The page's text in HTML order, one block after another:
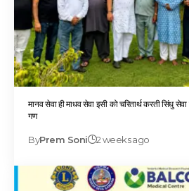
मानव सेवा ही माधव सेवा इसी को चरितार्थ करती सिंधु
गण
ByPrem Soni 2 weeks ago